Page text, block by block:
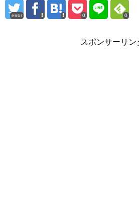
error 0 0
スポンサーリン